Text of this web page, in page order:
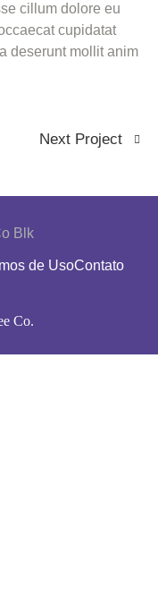
cillum dolore eu
cupidatat
deserunt mollit anim
Next Project
de UsoContato
Co.